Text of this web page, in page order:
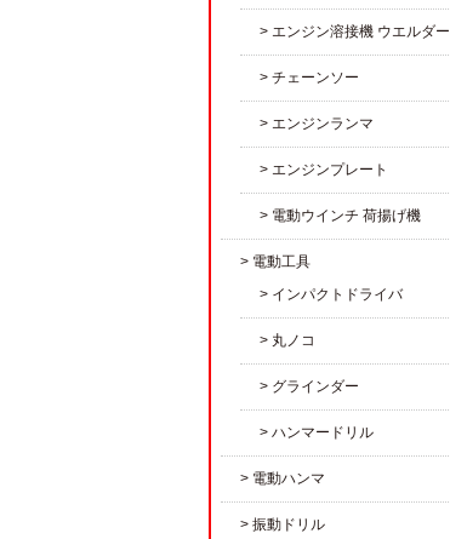
エンジン溶接機 ウエルダー
チェーンソー
エンジンランマ
エンジンプレート
電動ウインチ 荷揚げ機
電動工具
インパクトドライバ
丸ノコ
グラインダー
ハンマードリル
電動ハンマ
振動ドリル